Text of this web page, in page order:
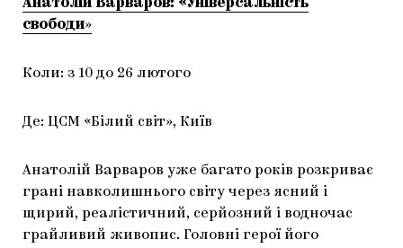
Анатолій Варваров: «Універсальність
свободи»
Коли: з 10 до 26 лютого
Де: ЦСМ «Білий світ», Київ
Анатолій Варваров уже багато років розкриває
грані навколишнього світу через ясний і
щирий, реалістичний, серйозний і водночас
грайливий живопис. Головні герої його